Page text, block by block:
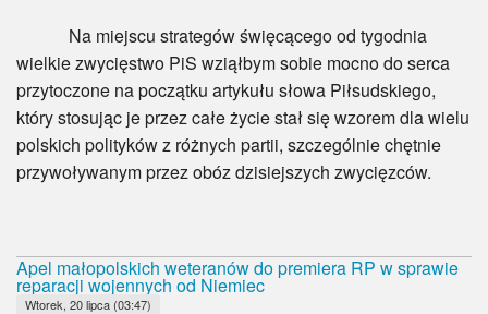
Na miejscu strategów święcącego od tygodnia
wielkie zwycięstwo PiS wziąłbym sobie mocno do serca
przytoczone na początku artykułu słowa Piłsudskiego,
który stosując je przez całe życie stał się wzorem dla wielu
polskich polityków z różnych partii, szczególnie chętnie
przywoływanym przez obóz dzisiejszych zwycięzców.
Apel małopolskich weteranów do premiera RP w sprawie
reparacji wojennych od Niemiec
Wtorek, 20 lipca (03:47)